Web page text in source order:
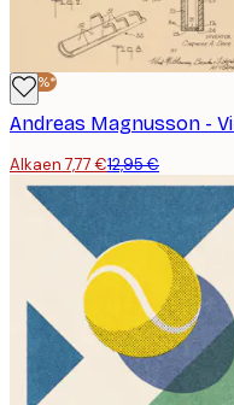
-40%*
Alkaen 7,77 €12,95 €